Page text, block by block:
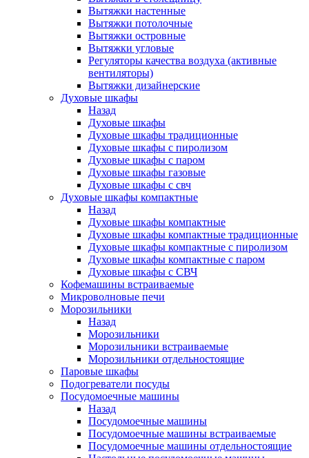
Вытяжки настенные
Вытяжки потолочные
Вытяжки островные
Вытяжки угловые
Регуляторы качества воздуха (активные
вентиляторы)
Вытяжки дизайнерские
Духовые шкафы
Назад
Духовые шкафы
Духовые шкафы традиционные
Духовые шкафы с пиролизом
Духовые шкафы с паром
Духовые шкафы газовые
Духовые шкафы с свч
Духовые шкафы компактные
Назад
Духовые шкафы компактные
Духовые шкафы компактные традиционные
Духовые шкафы компактные с пиролизом
Духовые шкафы компактные с паром
Духовые шкафы с СВЧ
Кофемашины встраиваемые
Микроволновые печи
Морозильники
Назад
Морозильники
Морозильники встраиваемые
Морозильники отдельностоящие
Паровые шкафы
Подогреватели посуды
Посудомоечные машины
Назад
Посудомоечные машины
Посудомоечные машины встраиваемые
Посудомоечные машины отдельностоящие